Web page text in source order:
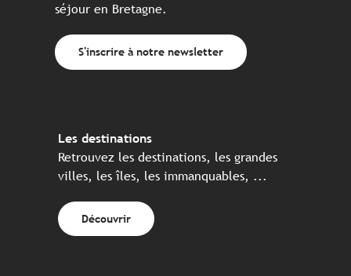
séjour en Bretagne.
S'inscrire à notre newsletter
Les destinations
Retrouvez les destinations, les grandes
villes, les îles, les immanquables, ...
Découvrir